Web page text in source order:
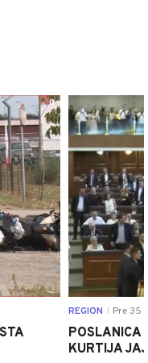
0
REGION Pre 35
POSLANICA
KURTIJA